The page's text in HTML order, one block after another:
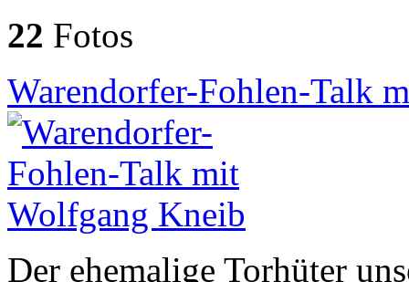
22 Fotos
Warendorfer-Fohlen-Talk
Der ehemalige Torhüter